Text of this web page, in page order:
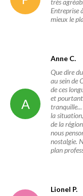
Entreprise
mieux le
A
Anne C.
Que dire
au sein de
de ces
et
la
de la
nous
nostalgie.
plan
Lionel P.